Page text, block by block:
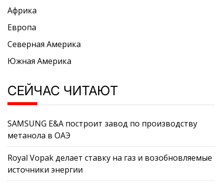
Африка
Европа
Северная Америка
Южная Америка
СЕЙЧАС ЧИТАЮТ
SAMSUNG E&A построит завод по производству
метанола в ОАЭ
Royal Vopak делает ставку на газ и возобновляемые
источники энергии